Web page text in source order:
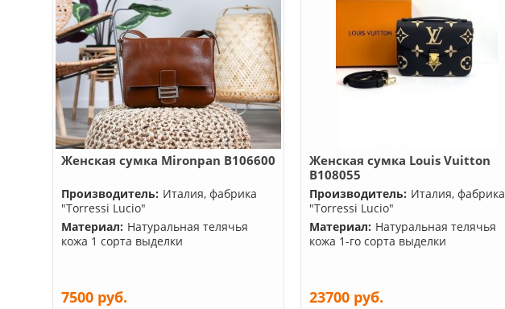
Женская сумка Mironpan B106600
Производитель: Италия, фабрика
"Torressi Lucio"
Материал: Натуральная телячья
кожа 1 сорта выделки
7500 руб.
Женская сумка Louis Vuitton
B108055
Производитель: Италия, фабрика
"Torressi Lucio"
Материал: Натуральная телячья
кожа 1-го сорта выделки
23700 руб.